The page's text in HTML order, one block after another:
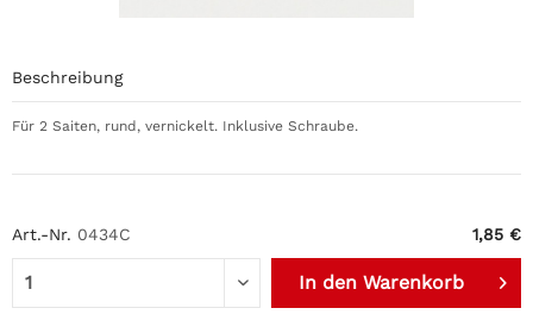
Art.-Nr. 0434C 1,85 €
In den Warenkorb
Beschreibung
Für 2 Saiten, rund, vernickelt. Inklusive Schraube.